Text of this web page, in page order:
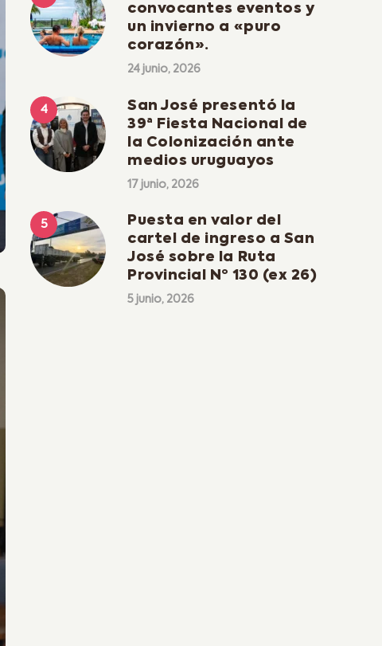
convocantes eventos y
un invierno a «puro
corazón».
24 junio, 2026
San José presentó la
39ª Fiesta Nacional de
la Colonización ante
medios uruguayos
17 junio, 2026
Puesta en valor del
cartel de ingreso a San
José sobre la Ruta
Provincial Nº 130 (ex 26)
5 junio, 2026